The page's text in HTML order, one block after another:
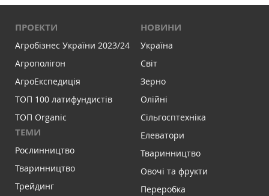
ПРОЕКТИ
Агробізнес України 2023/24
Агрополігон
АгроЕкспедиція
ТОП 100 латифундистів
ТОП Organic
ТЕМИ
Рослинництво
Тваринництво
Трейдинг
НОВИНИ
Україна
Світ
Зерно
Олійні
Сільгосптехніка
Елеватори
Тваринництво
Овочі та фрукти
Переробка